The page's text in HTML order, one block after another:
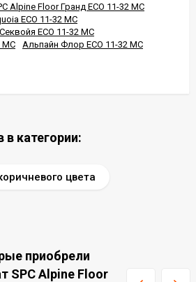
Alpine Floor Гранд ECO 11-32 MC
ECO 11-32 MC
ECO 11-32 MC
MC
Альпайн Флор ECO 11-32 MC
категории:
цвета
приобрели
SPC Alpine Floor